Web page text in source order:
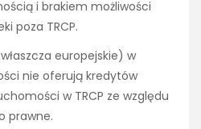
i brakiem możliwości
poza TRCP.
europejskie) w
nie oferują kredytów
w TRCP ze względu
prawne.